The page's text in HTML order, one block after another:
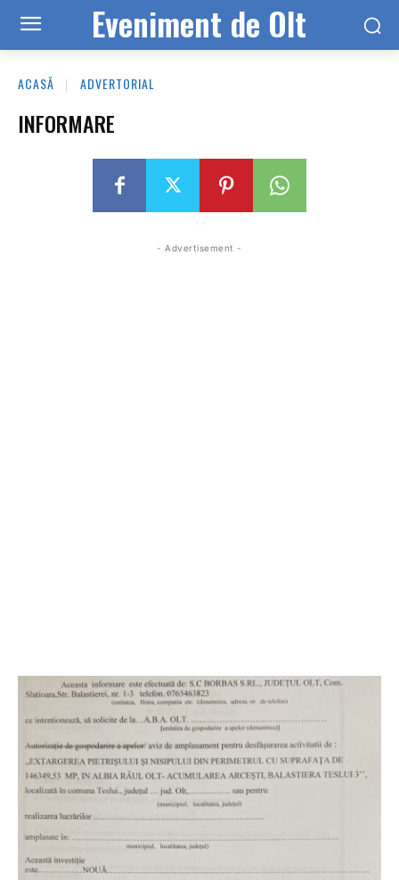
Eveniment de Olt
ACASĂ ADVERTORIAL
INFORMARE
- Advertisement -